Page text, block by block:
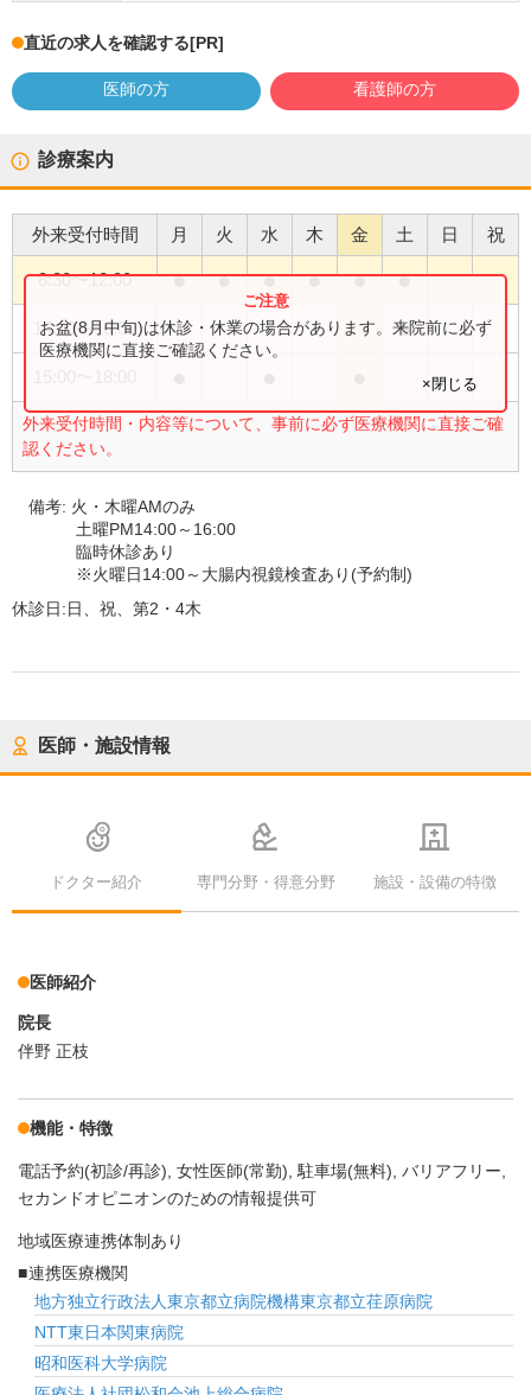
直近の求人を確認する[PR]
医師の方 看護師の方
診療案内
外来受付時間 月 火 水 木 金 土 日 祝
8:30〜12:00 ● ● ● ● ● ●
14:00〜16:00 ●
外来受付時間・内容等について、事前に必ず医療機関に直接ご確
認ください。
お盆(8月中旬)は休診・休業の場合があります。来院前に必ず
医療機関に直接ご確認ください。
×閉じる
備考: 火・木曜AMのみ
土曜PM14:00～16:00
臨時休診あり
※火曜日14:00～大腸内視鏡検査あり(予約制)
休診日:日、祝、第2・4木
医師・施設情報
ドクター紹介 専門分野・得意分野 施設・設備の特徴
医師紹介
院長
伴野 正枝
機能・特徴
電話予約(初診/再診) 女性医師(常勤) 駐車場(無料) バリアフリー
セカンドオピニオンのための情報提供可
地域医療連携体制あり
連携医療機関
地方独立行政法人東京都立病院機構東京都立荏原病院
NTT東日本関東病院
昭和医科大学病院